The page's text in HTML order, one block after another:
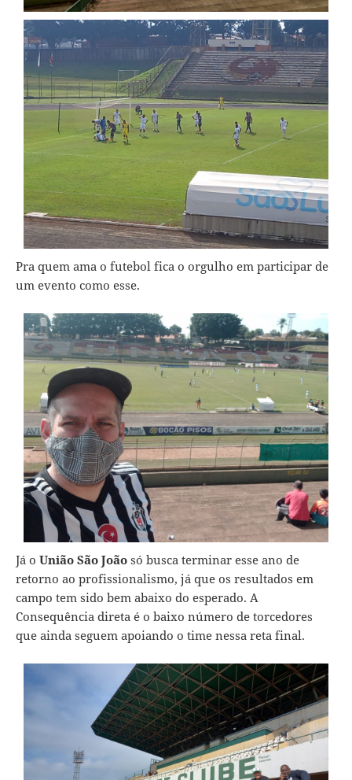
Pra quem ama o futebol fica o orgulho em participar de
um evento como esse.
Já o União São João só busca terminar esse ano de
retorno ao profissionalismo, já que os resultados em
campo tem sido bem abaixo do esperado. A
Consequência direta é o baixo número de torcedores
que ainda seguem apoiando o time nessa reta final.